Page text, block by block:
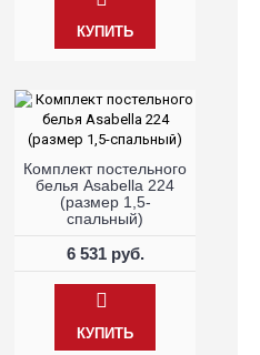
КУПИТЬ
Комплект постельного
белья Asabella 224
(размер 1,5-
спальный)
6 531 руб.
КУПИТЬ